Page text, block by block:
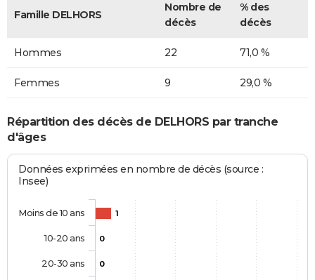
Famille DELHORS
Nombre de
décès
% des
décès
Hommes 22 71,0 %
Femmes 9 29,0 %
Répartition des décès de DELHORS par tranche
d'âges
Données exprimées en nombre de décès (source :
Insee)
1
0
0
Moins de 10 ans
10-20 ans
20-30 ans